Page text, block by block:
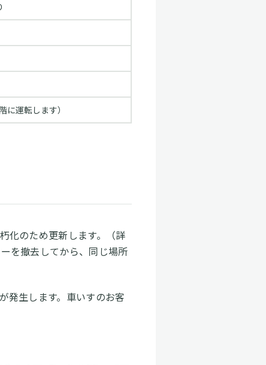
運転します）
化のため更新します。（詳
を撤去してから、同じ場所
発生します。車いすのお客